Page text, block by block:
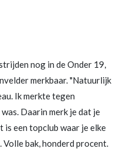
nog in de Onder 19,
merkbaar. "Natuurlijk
Ik merkte tegen
Daarin merk je dat je
is een topclub waar je elke
bak, honderd procent.